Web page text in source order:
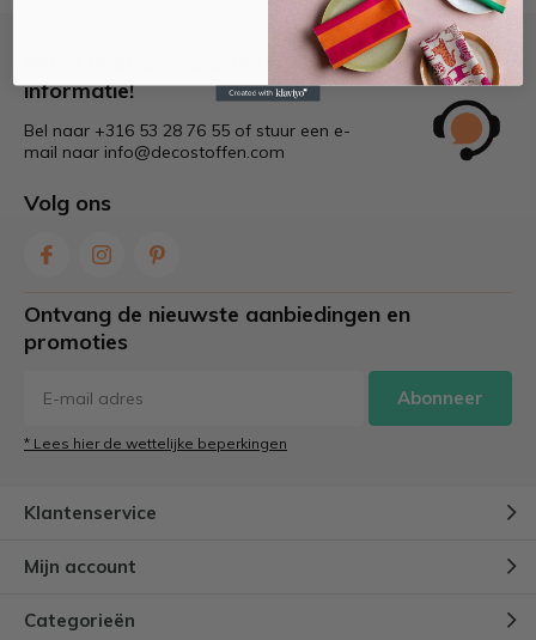
informatie!
Bel naar +316 53 28 76 55 of stuur een e-
mail naar info@decostoffen.com
Volg ons
Ontvang de nieuwste aanbiedingen en
promoties
Abonneer
* Lees hier de wettelijke beperkingen
Klantenservice
Mijn account
Categorieën